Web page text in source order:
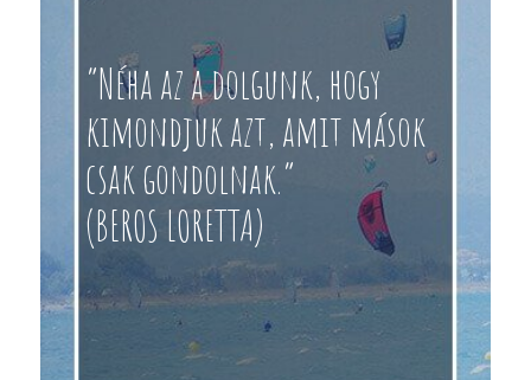
“Néha az a dolgunk, hogy
kimondjuk azt, amit mások
csak gondolnak.”
(BEROS LORETTA)